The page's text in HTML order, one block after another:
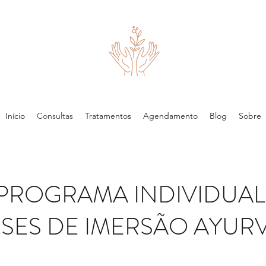
Início Consultas Tratamentos Agendamento Blog Sobre
DE IMERSÃO